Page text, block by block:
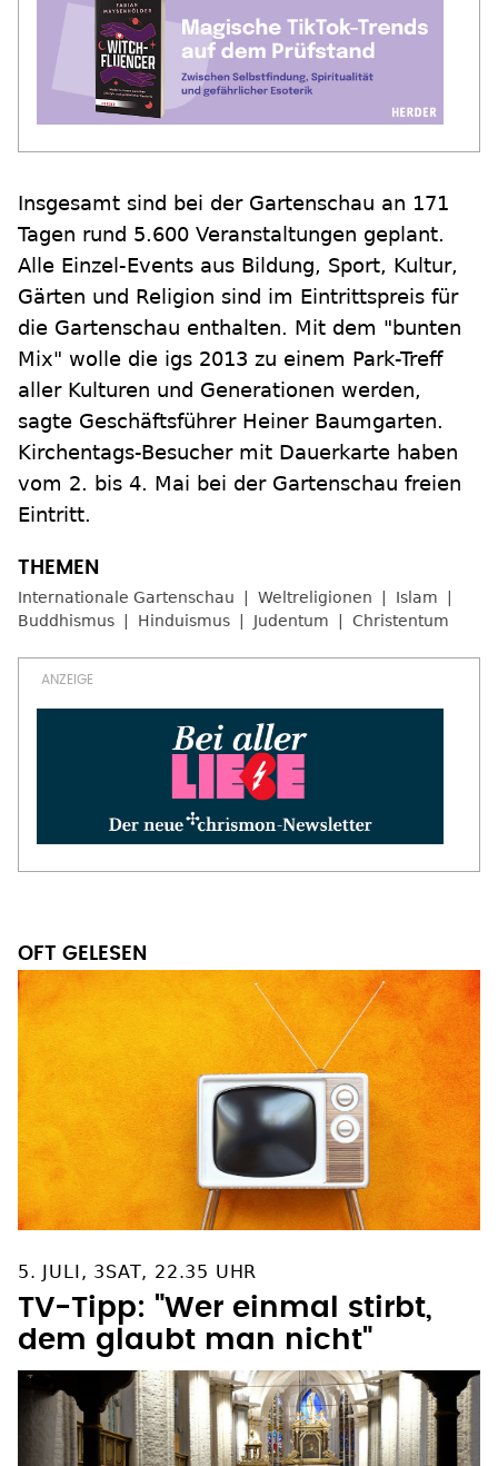
Insgesamt sind bei der Gartenschau an 171
Tagen rund 5.600 Veranstaltungen geplant.
Alle Einzel-Events aus Bildung, Sport, Kultur,
Gärten und Religion sind im Eintrittspreis für
die Gartenschau enthalten. Mit dem "bunten
Mix" wolle die igs 2013 zu einem Park-Treff
aller Kulturen und Generationen werden,
sagte Geschäftsführer Heiner Baumgarten.
Kirchentags-Besucher mit Dauerkarte haben
vom 2. bis 4. Mai bei der Gartenschau freien
Eintritt.
Internationale Gartenschau Weltreligionen
Islam
Buddhismus
Hinduismus Judentum Christentum
OFT GELESEN
5. JULI, 3SAT, 22.35 UHR
TV-Tipp: "Wer einmal stirbt,
dem glaubt man nicht"